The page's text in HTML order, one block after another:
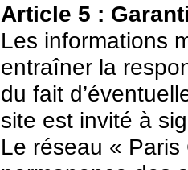
Article 5 :
Les informations
entraîner la
du fait
site est invité à
Le réseau «